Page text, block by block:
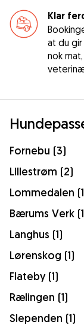
Klar
at du
nok
Fornebu (3)
Lillestrøm (2)
Lommedalen
Bærums Verk
Langhus (1)
Lørenskog (1)
Flateby (1)
Rælingen (1)
Slependen (1)